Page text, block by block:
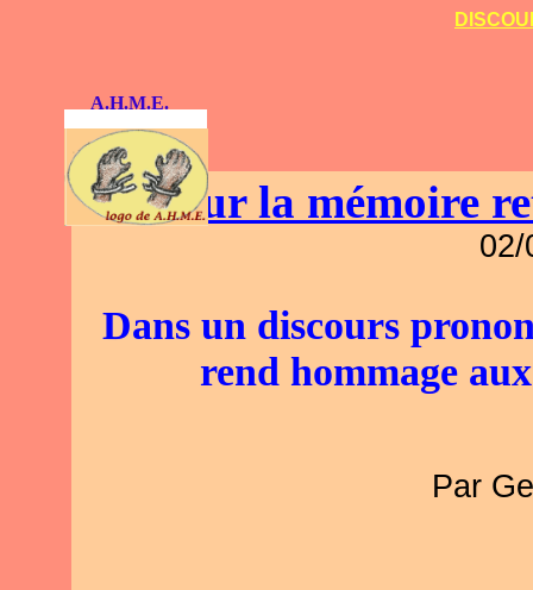
A.H.M.E.
Pour la mémoire
02/
Dans un discours
rend hommage
Par